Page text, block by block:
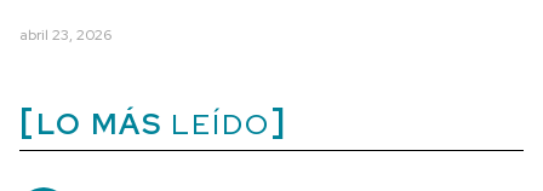
abril 23, 2026
LO MÁS LEÍDO